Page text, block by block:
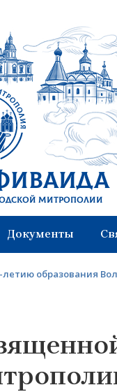
митрополии
Документы
образования